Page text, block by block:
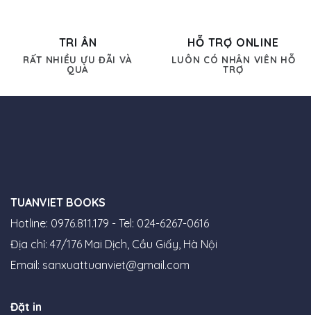
TRI ÂN
RẤT NHIỀU ƯU ĐÃI VÀ
QUÀ
HỖ TRỢ ONLINE
LUÔN CÓ NHÂN VIÊN HỖ
TRỢ
TUANVIET BOOKS
Hotline: 0976.811.179 - Tel: 024-6267-0616
Địa chỉ: 47/176 Mai Dịch, Cầu Giấy, Hà Nội
Email: sanxuattuanviet@gmail.com
Đặt in